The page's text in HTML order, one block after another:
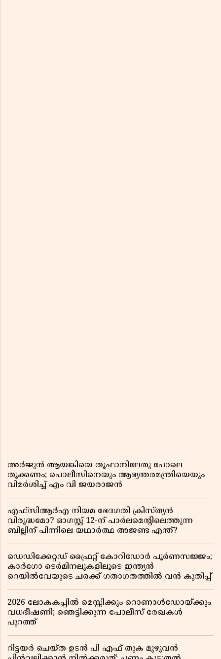
അർജുൻ ആയങ്കിയെ തൂഫാനിലേതു പോലെ
തൂക്കണം; പൊലീസിനെയും ആഭ്യന്തരമന്ത്രിയെയും
വിമർശിച്ച് എം വി ജയരാജൻ
എഫ്സിആർഎ നിയമ ഭേദഗതി ക്രിസ്ത്യൻ
വിരുദ്ധമോ? ഓഗസ്റ്റ് 12-ന് പാർലമെന്റിലെത്തുന്ന
ബില്ലിന് പിന്നിലെ യഥാർത്ഥ അജണ്ട എന്ത്?
ഡെഡിക്കേറ്റഡ് ഫ്രൈറ്റ് കോറിഡോർ പൂർണസജ്ജം;
കാർഗോ ടെർമിനലുകളിലൂടെ ഇന്ത്യൻ
റെയിൽവേയുടെ ചരക്ക് ഗതാഗതത്തിൽ വൻ കുതിപ്പ്
2026 ലോകകപ്പിൽ മെസ്സിക്കും റൊണാൾഡോയ്ക്കും
വധഭീഷണി; ഞെട്ടിക്കുന്ന പോലീസ് രേഖകൾ
പുറത്ത്
റിട്ടയർ ചെയ്ത ഉടൻ പി എഫ് തുക മുഴുവൻ